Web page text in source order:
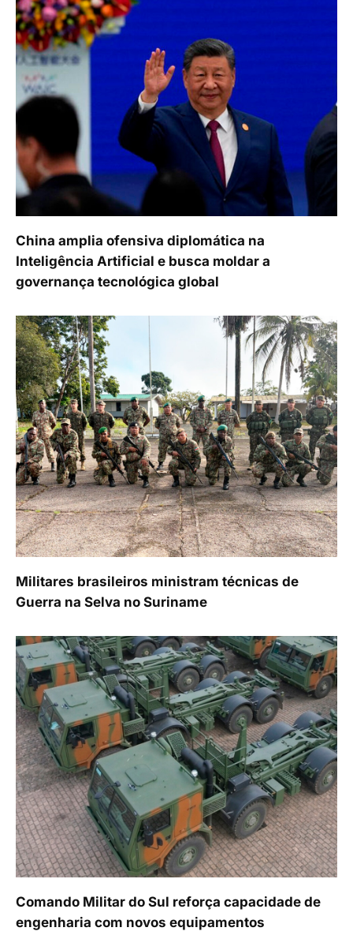
China amplia ofensiva diplomática na
Inteligência Artificial e busca moldar a
governança tecnológica global
Militares brasileiros ministram técnicas de
Guerra na Selva no Suriname
Comando Militar do Sul reforça capacidade de
engenharia com novos equipamentos